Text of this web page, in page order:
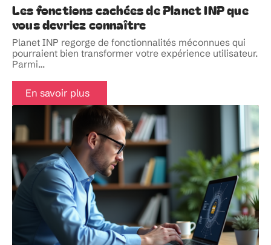
Les fonctions cachées de Planet INP que
vous devriez connaître
Planet INP regorge de fonctionnalités méconnues qui
pourraient bien transformer votre expérience utilisateur.
Parmi…
En savoir plus